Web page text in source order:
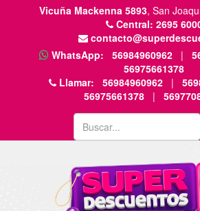
Vicuña Mackenna 5893, San
Central: 2695
WhatsApp:
56984960962 |
56975661378
Llamar:
56984960962 |
56975661378
|